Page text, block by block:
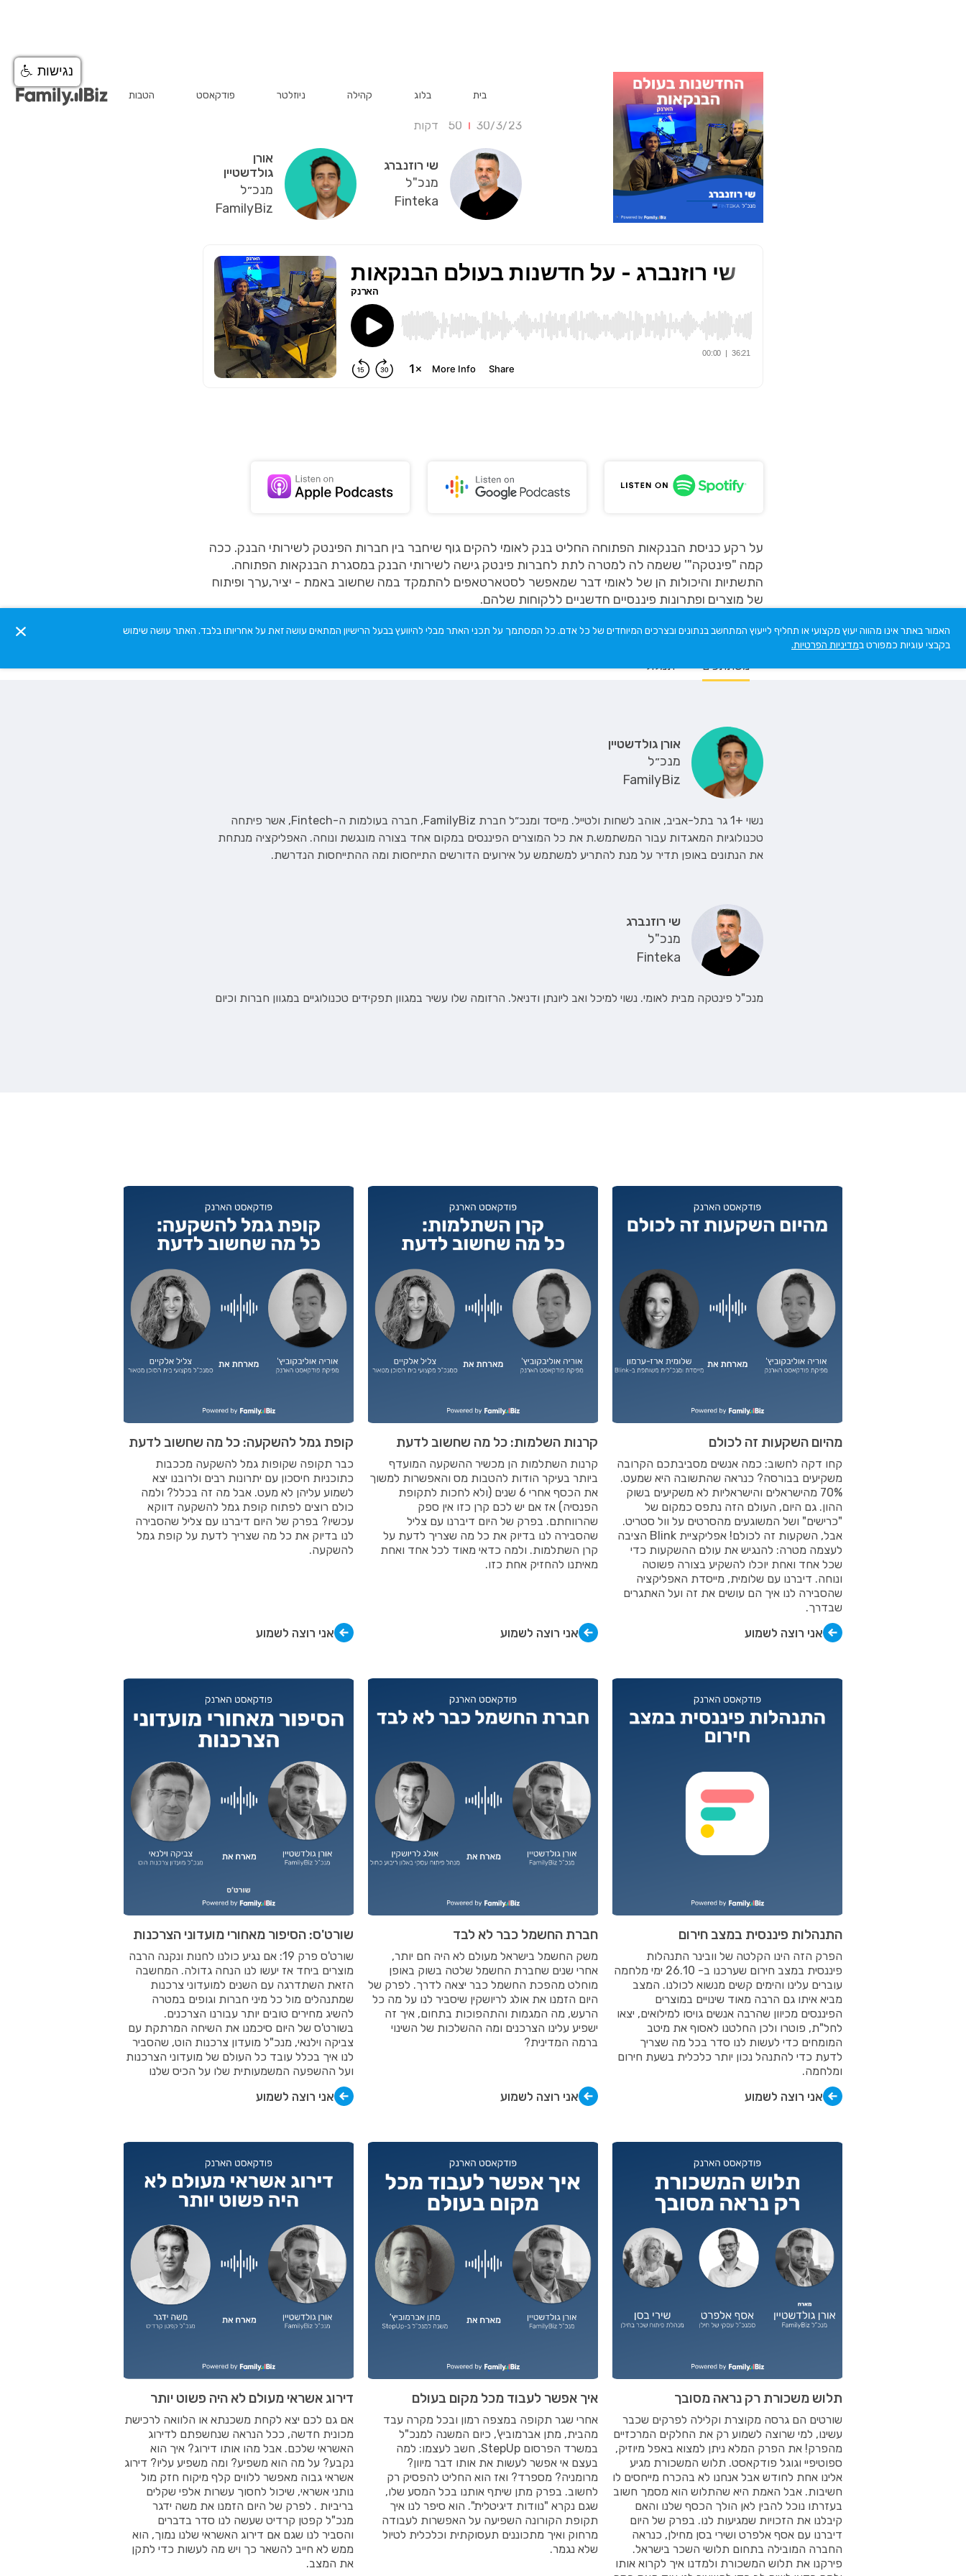
בית בלוג קהילה ניוזלטר פודקאסט הטבות החדשנות בעולם הבנקאות
דקות 50 30/3/23
אורן
גולדשטיין
מנכ״ל
FamilyBiz
שי רוזנברג
מנכ"ל
Finteka
על רקע כניסת הבנקאות הפתוחה החליט בנק לאומי להקים גוף שיחבר בין חברות הפינטק לשירותי הבנק. ככה
קמה "פינטקה"' ששמה לה למטרה לתת לחברות פינטק גישה לשירותי הבנק במסגרת הבנקאות הפתוחה.
התשתיות והיכולות הן של לאומי דבר שמאפשר לסטארטאפים להתמקד במה שחשוב באמת - יציר,ערך ופיתוח
של מוצרים ופתרונות פיננסיים חדשניים ללקוחות שלהם.
האמור באתר אינו מהווה יעוץ מקצועי או תחליף לייעוץ המתחשב בנתונים ובצרכים המיוחדים של כל אדם. כל המסתמך על תכני האתר מבלי להיוועץ בבעל הרישיון המתאים עושה זאת על אחריותו בלבד. האתר עושה שימוש
בקבצי עוגיות כמפורט במדיניות הפרטיות.
משתתפים תמלול
אורן גולדשטיין
מנכ״ל
FamilyBiz
נשוי +1 גר בתל-אביב, אוהב לשחות ולטייל. מייסד ומנכ״ל חברת FamilyBiz, חברה בעולמות ה-Fintech, אשר פיתחה
טכנולוגיות המאגדות עבור המשתמש.ת את כל המוצרים הפיננסים במקום אחד בצורה מונגשת ונוחה. האפליקציה מנתחת
את הנתונים באופן תדיר על מנת להתריע למשתמש על אירועים הדורשים התייחסות ומה ההתייחסות הנדרשת.
שי רוזנברג
מנכ"ל
Finteka
מנכ"ל פינטקה מבית לאומי. נשוי למיכל ואב ליונתן ודניאל. הרזומה שלו עשיר במגוון תפקידים טכנולוגיים במגוון חברות וכיום
מהיום השקעות זה לכולם
קחו דקה לחשוב: כמה אנשים מסביבתכם הקרובה
משקיעים בבורסה? כנראה שהתשובה היא שמעט.
70% מהישראלים והישראליות לא משקיעים בשוק
ההון. גם היום, העולם הזה נתפס כמקום של
"כרישים" ושל המשוגעים מהסרטים על וול סטריט.
אבל, השקעות זה לכולם! אפליקציית Blink הציבה
לעצמה מטרה: להנגיש את עולם ההשקעות כדי
שכל אחד ואחת יוכלו להשקיע בצורה פשוטה
ונוחה. דיברנו עם שלומית, מייסדת האפליקציה
שהסבירה לנו איך הם עושים את זה ועל האתגרים
שבדרך.
אני רוצה לשמוע
קרנות השלמות: כל מה שחשוב לדעת
קרנות השתלמות הן מכשיר ההשקעה המועדף
ביותר בעיקר הודות להטבות מס והאפשרות למשוך
את הכסף אחרי 6 שנים (ולא לחכות לתקופת
הפנסיה) אז אם יש לכם קרן כזו אין ספק
שהרווחתם. בפרק של היום דיברנו עם צליל
שהסבירה לנו בדיוק את כל מה שצריך לדעת על
קרן השתלמות. ולמה כדאי מאוד לכל אחד ואחת
מאיתנו להחזיק אחת כזו.
אני רוצה לשמוע
קופת גמל להשקעה: כל מה שחשוב לדעת
כבר תקופה שקופות גמל להשקעה מככבות
כתוכניות חיסכון עם יתרונות רבים ולרובנו יצא
לשמוע עליהן לא מעט. אבל מה זה בכלל? ולמה
כולם רוצים לפתוח קופת גמל להשקעה דווקא
עכשיו? בפרק של היום דיברנו עם צליל שהסבירה
לנו בדיוק את כל מה שצריך לדעת על קופת גמל
להשקעה.
אני רוצה לשמוע
התנהלות פיננסית במצב חירום
הפרק הזה הינו הקלטה של וובינר התנהלות
פיננסית במצב חירום שערכנו ב- 26.10 ימי מלחמה
עוברים עלינו והימים קשים מנשוא לכולנו. המצב
מביא איתו גם הרבה מאוד שינויים במוצרים
הפיננסים מכיוון שהרבה אנשים גויסו למילואים, יצאו
לחל"ת, פוטרו ולכן החלטנו לאסוף את מיטב
המומחים כדי לעשות לנו סדר בכל מה שצריך
לדעת כדי להתנהל נכון יותר כלכלית בשעת חירום
ומלחמה.
אני רוצה לשמוע
חברת החשמל כבר לא לבד
משק החשמל בישראל מעולם לא היה חם יותר,
אחרי שנים שחברת החשמל שלטה בשוק באופן
מוחלט מהפכת החשמל כבר יצאה לדרך. לפרק של
היום הזמנו את אולג לריושקין שיסביר לנו על מה כל
הרעש, מה המגמות והתהפוכות בתחום, איך זה
ישפיע עלינו הצרכנים ומה ההשלכות של השינוי
ברמה המדינית?
אני רוצה לשמוע
שורט'ס: הסיפור מאחורי מועדוני הצרכנות
שורט'ס פרק 19: אם נגיע כולנו לחנות ונקנה הרבה
מוצרים ביחד אז יעשו לנו הנחה גדולה. המחשבה
הזאת השתדרגה עם השנים למועדוני צרכנות
שמתנהלים מול כל מיני חברות וגופים במטרה
להשיג מחירים טובים יותר עבורנו הצרכנים.
בשורט'ס של היום סיכמנו את השיחה המרתקת עם
צביקה וילנאי, מנכ"ל מועדון צרכנות הוט, שהסביר
לנו איך בכלל עובד כל העולם של מועדוני הצרכנות
ועל ההשפעה המשמעותית שלו על הכיס שלנו
אני רוצה לשמוע
תלוש משכורת רק נראה מסובך
שורטים הם גרסה מקוצרת וקלילה לפרקים שכבר
עשינו, למי שרוצה לשמוע רק את החלקים המרכזיים
מהפרק! את הפרק המלא ניתן למצוא באפל מיוזיק,
ספוטיפיי וגוגל פודקאסט. תלוש המשכורת מגיע
אלינו אחת לחודש אבל אנחנו לא בהכרח מייחסים לו
חשיבות. אבל האמת היא שהתלוש הוא מסמך חשוב
בעזרתו נוכל להבין לאן הולך הכסף שלנו והאם
קיבלנו את הזכויות שמגיעות לנו. בפרק של היום
דיברנו עם אסף אלפרט ושירי בסן מחילן, כנראה
החברה המובילה בתחום תלושי השכר בישראל.
פירקנו את תלוש המשכורת ולמדנו איך לקרוא אותו
איך אפשר לעבוד מכל מקום בעולם
אחרי שגר תקופה במצפה רמון ובכל מקרה עבד
מהבית, מתן אברמוביץ', כיום המשנה למנכ"ל
במשרד הפרסום StepUp, חשב לעצמו: למה
בעצם אי אפשר לעשות את אותו דבר מיוון?
מרומניה? מספרד? ואז הוא החליט להפסיק רק
לחשוב. בפרק מתן שיתף אותנו בכל המסע שלו,
שגם נקרא "נוודות דיגיטלית". הוא סיפר לנו איך
תקופת הקורונה השפיעה על האפשרות לעבודה
מרחוק ואיך מתכוננים תעסוקתית וכלכלית לטיול
שלא נגמר.
דירוג אשראי מעולם לא היה פשוט יותר
אם גם לכם יצא לקחת משכנתא או הלוואה לרכישת
מכונית חדשה, ככל הנראה שנחשפתם לדירוג
האשראי שלכם. אבל מהו אותו דירוג? איך הוא
נקבע? על מה הוא משפיע? ומה משפיע עליו? דירוג
אשראי גבוה מאפשר ללווים קלף מיקוח חזק מול
נותני אשראי, שיכול לחסוך עשרות אלפי שקלים
בריביות . לפרק של היום הזמנו את משה ידגר
מנכ"ל קפטן קרדיט שעשה לנו סדר בדברים
והסביר לנו שגם אם דירוג האשראי שלנו נמוך, הוא
ממש לא חייב להשאר כך ויש מה לעשות כדי לתקן
את המצב.
נגישות